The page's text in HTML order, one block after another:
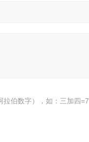
拉伯数字），如：三加四=7